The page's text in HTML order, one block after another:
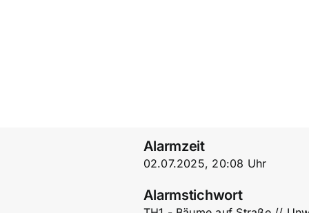
Alarmzeit
02.07.2025, 20:08 Uhr
Alarmstichwort